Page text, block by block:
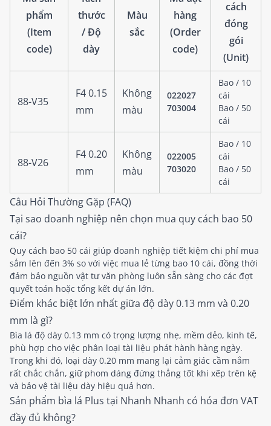
phẩm
(Item
code)
thước
/ Độ
dày
Màu
sắc
hàng
(Order
code)
cách
đóng
gói
(Unit)
88-V35
F4 0.15
mm
Không
màu
022027
703004
Bao / 10
cái
Bao / 50
cái
88-V26
F4 0.20
mm
Không
màu
022005
703020
Bao / 10
cái
Bao / 50
cái
Câu Hỏi Thường Gặp (FAQ)
Tại sao doanh nghiệp nên chọn mua quy cách bao 50
cái?
Quy cách bao 50 cái giúp doanh nghiệp tiết kiệm chi phí mua
sắm lên đến 3% so với việc mua lẻ từng bao 10 cái, đồng thời
đảm bảo nguồn vật tư văn phòng luôn sẵn sàng cho các đợt
quyết toán hoặc tổng kết dự án lớn.
Điểm khác biệt lớn nhất giữa độ dày 0.13 mm và 0.20
mm là gì?
Bìa lá độ dày 0.13 mm có trọng lượng nhẹ, mềm dẻo, kinh tế,
phù hợp cho việc phân loại tài liệu phát hành hàng ngày.
Trong khi đó, loại dày 0.20 mm mang lại cảm giác cầm nắm
rất chắc chắn, giữ phom dáng đứng thẳng tốt khi xếp trên kệ
và bảo vệ tài liệu dày hiệu quả hơn.
Sản phẩm bìa lá Plus tại Nhanh Nhanh có hóa đơn VAT
đầy đủ không?